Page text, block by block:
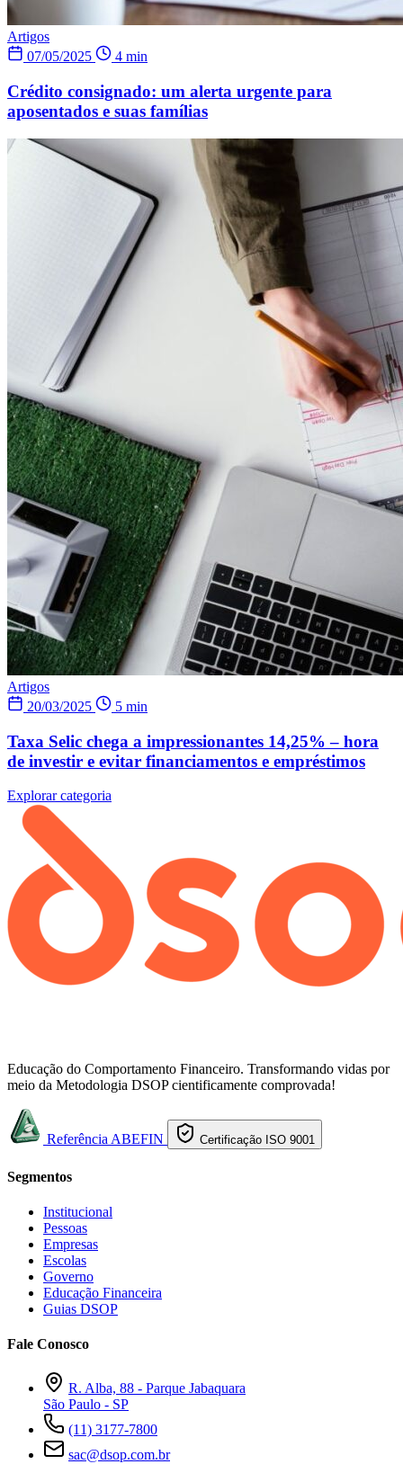
Artigos
07/05/2025
4 min
Crédito consignado: um alerta urgente para
aposentados e suas famílias
Artigos
20/03/2025
5 min
Taxa Selic chega a impressionantes 14,25% – hora
de investir e evitar financiamentos e empréstimos
Explorar categoria
Educação do Comportamento Financeiro. Transformando vidas por
meio da Metodologia DSOP cientificamente comprovada!
Referência ABEFIN Certificação ISO 9001
Segmentos
Institucional
Pessoas
Empresas
Escolas
Governo
Educação Financeira
Guias DSOP
Fale Conosco
R. Alba, 88 - Parque Jabaquara
São Paulo - SP
(11) 3177-7800
sac@dsop.com.br